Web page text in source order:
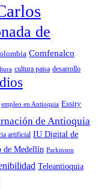
de
Comfenalco
cultura paisa desarrollo
empleo en Antioquia Essity
de Antioquia
artificial IU Digital de
de Medellín Parkinson
Teleantioquia